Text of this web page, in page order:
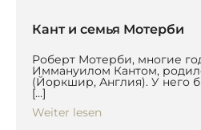
Кант и семья Мотерби
Роберт Мотерби, многие
Иммануилом Кантом,
(Йоркшир, Англия). У него
[…]
Weiter lesen